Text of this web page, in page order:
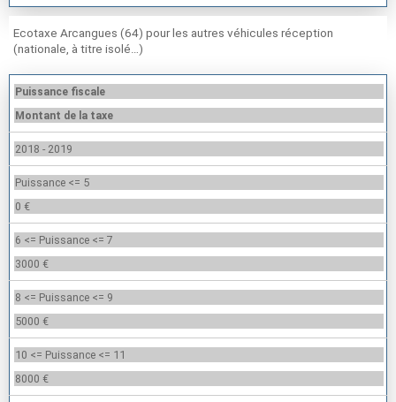
Ecotaxe Arcangues (64) pour les autres véhicules réception
(nationale, à titre isolé…)
Puissance fiscale
Montant de la taxe
2018 - 2019
Puissance <= 5
0 €
6 <= Puissance <= 7
3000 €
8 <= Puissance <= 9
5000 €
10 <= Puissance <= 11
8000 €